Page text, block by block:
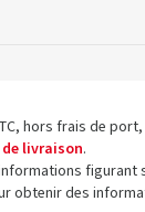
hors frais de
livraison.
figurant
obtenir des